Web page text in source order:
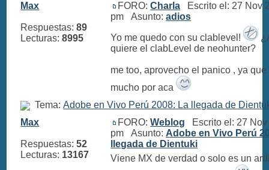
Max
Respuestas:89
Lecturas:8995
FORO:Charla Escrito el: 27 Nov
pm Asunto:adios
Yo me quedo con su clablevel!
quiere el clabLevel de neohunter?
me too, aprovecho el panico , ya
mucho por aca
Tema:Adobe en Vivo Perú 2008: La llegada de
Max
Respuestas:52
Lecturas: 13167
FORO:Weblog Escrito el: 27
pm Asunto: Adobe en Vivo Perú
llegada de Dientuki
Viene MX de verdad o solo es un